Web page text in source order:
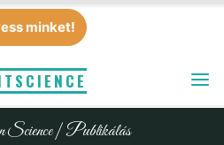
minket!
Science|Publikálás